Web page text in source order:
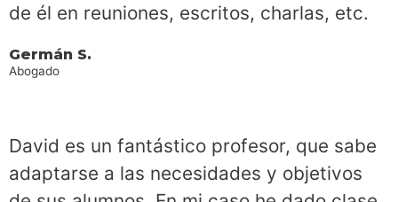
de él en reuniones, escritos, charlas, etc.
Germán S.
Abogado
David es un fantástico profesor, que sabe
adaptarse a las necesidades y objetivos